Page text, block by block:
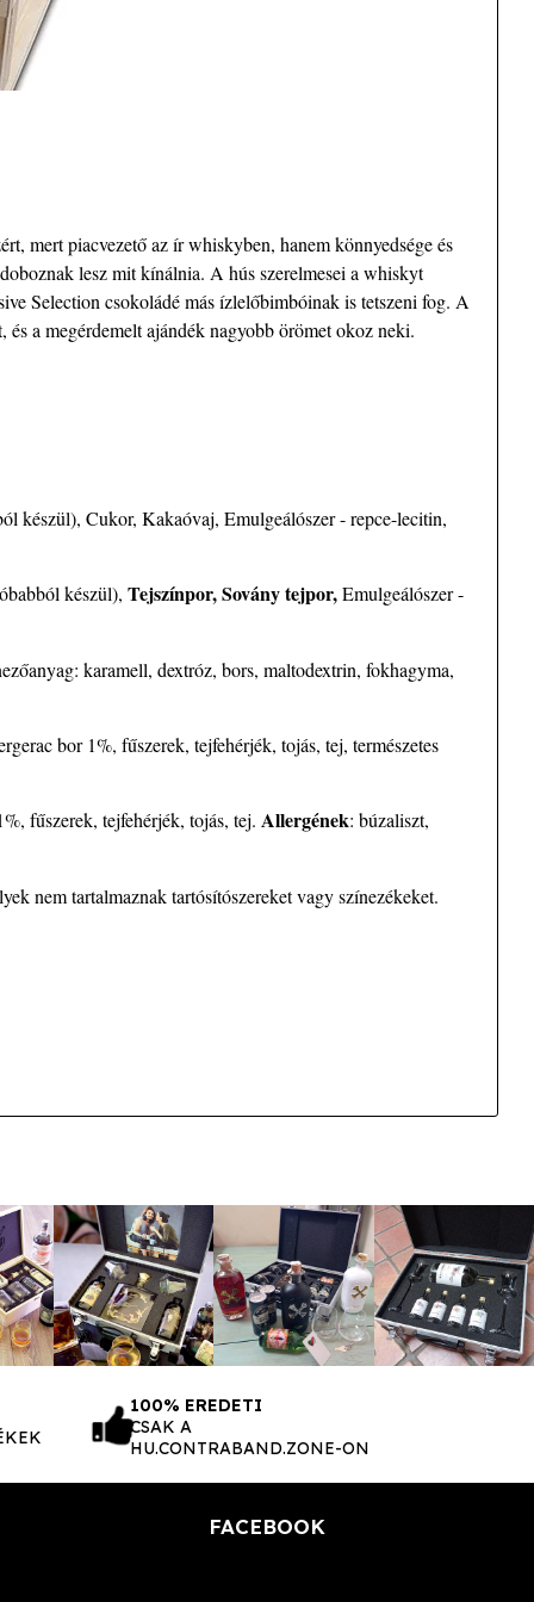
mert piacvezető az ír whiskyben, hanem könnyedsége és
lesz mit kínálnia. A hús szerelmesei a whiskyt
Selection csokoládé más ízlelőbimbóinak is tetszeni fog. A
a megérdemelt ajándék nagyobb örömet okoz neki.
készül), Cukor, Kakaóvaj, Emulgeálószer - repce-lecitin,
készül),Tejszínpor, Sovány tejpor,Emulgeálószer -
karamell, dextróz, bors, maltodextrin, fokhagyma,
bor 1%, fűszerek, tejfehérjék, tojás, tej, természetes
fűszerek, tejfehérjék, tojás, tej.Allergének: búzaliszt,
nem tartalmaznak tartósítószereket vagy színezékeket.
100% EREDETI
CSAK A
HU.CONTRABAND.ZONE-ON
FACEBOOK